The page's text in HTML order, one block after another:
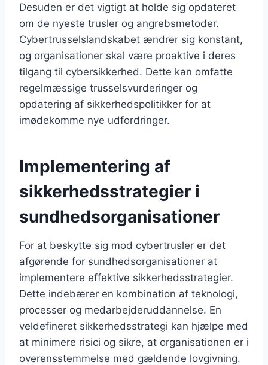
Desuden er det vigtigt at holde sig opdateret
om de nyeste trusler og angrebsmetoder.
Cybertrusselslandskabet ændrer sig konstant,
og organisationer skal være proaktive i deres
tilgang til cybersikkerhed. Dette kan omfatte
regelmæssige trusselsvurderinger og
opdatering af sikkerhedspolitikker for at
imødekomme nye udfordringer.
Implementering af
sikkerhedsstrategier i
sundhedsorganisationer
For at beskytte sig mod cybertrusler er det
afgørende for sundhedsorganisationer at
implementere effektive sikkerhedsstrategier.
Dette indebærer en kombination af teknologi,
processer og medarbejderuddannelse. En
veldefineret sikkerhedsstrategi kan hjælpe med
at minimere risici og sikre, at organisationen er i
overensstemmelse med gældende lovgivning.